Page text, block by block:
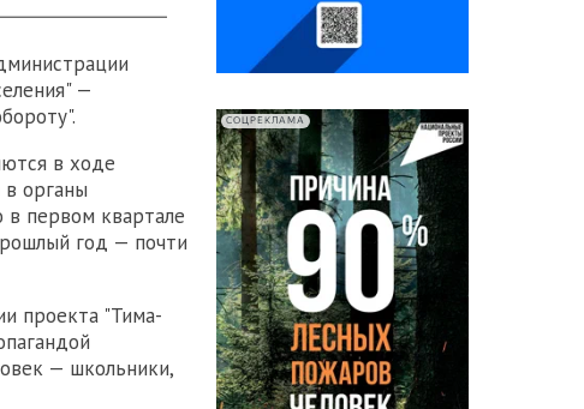
—
в ходе
органы
в первом квартале
год — почти
проекта "Тима-
— школьники,
СОЦРЕКЛАМА